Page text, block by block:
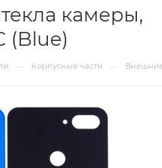
камеры,
(Blue)
— Корпусные части —